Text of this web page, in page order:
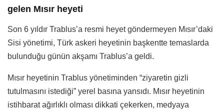
gelen Mısır heyeti
Son 6 yıldır Trablus’a resmi heyet göndermeyen Mısır’daki
Sisi yönetimi, Türk askeri heyetinin başkentte temaslarda
bulunduğu günün akşamı Trablus’a geldi.
Mısır heyetinin Trablus yönetiminden “ziyaretin gizli
tutulmasını istediği” yerel basına yansıdı. Mısır heyetinin
istihbarat ağırlıklı olması dikkati çekerken, medyaya